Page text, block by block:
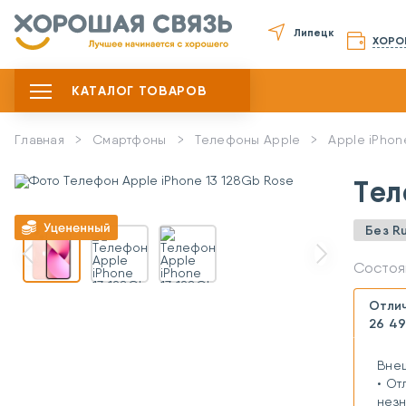
Липецк
КАТАЛОГ ТОВАРОВ
Главная Смартфоны Телефоны Apple Apple
Без
26
•